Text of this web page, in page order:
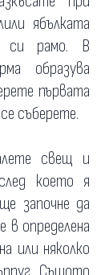
ябълката
си рамо. В
образува
първата
съберете.
свещ и
което я
започне да
в определена
или няколко